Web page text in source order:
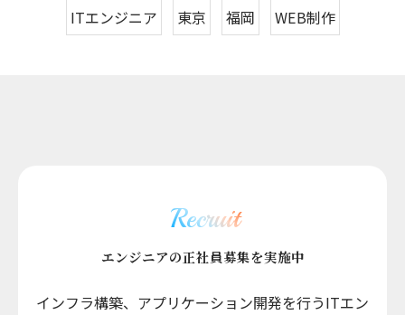
ITエンジニア 東京 福岡 WEB制作
エンジニアの正社員募集を実施中
Recruit
インフラ構築、アプリケーション開発を行うITエン